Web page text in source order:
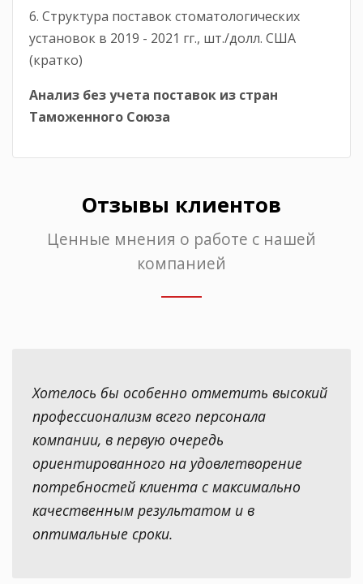
6. Структура поставок стоматологических
установок в 2019 - 2021 гг., шт./долл. США
(кратко)
Анализ без учета поставок из стран
Таможенного Союза
Отзывы клиентов
Ценные мнения о работе с нашей
компанией
Хотелось бы особенно отметить высокий
профессионализм всего персонала
компании, в первую очередь
ориентированного на удовлетворение
потребностей клиента с максимально
качественным результатом и в
оптимальные сроки.